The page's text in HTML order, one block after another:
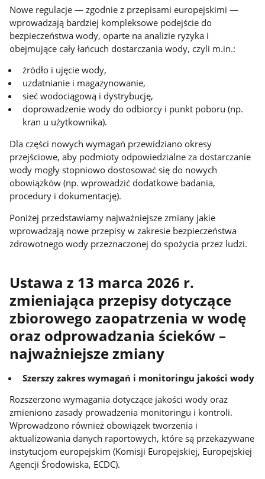
Nowe regulacje — zgodnie z przepisami europejskimi —
wprowadzają bardziej kompleksowe podejście do
bezpieczeństwa wody, oparte na analizie ryzyka i
obejmujące cały łańcuch dostarczania wody, czyli m.in.:
źródło i ujęcie wody,
uzdatnianie i magazynowanie,
sieć wodociągową i dystrybucję,
doprowadzenie wody do odbiorcy i punkt poboru (np.
kran u użytkownika).
Dla części nowych wymagań przewidziano okresy
przejściowe, aby podmioty odpowiedzialne za dostarczanie
wody mogły stopniowo dostosować się do nowych
obowiązków (np. wprowadzić dodatkowe badania,
procedury i dokumentację).
Poniżej przedstawiamy najważniejsze zmiany jakie
wprowadzają nowe przepisy w zakresie bezpieczeństwa
zdrowotnego wody przeznaczonej do spożycia przez ludzi.
Ustawa z 13 marca 2026 r.
zmieniająca przepisy dotyczące
zbiorowego zaopatrzenia w wodę
oraz odprowadzania ścieków –
najważniejsze zmiany
Szerszy zakres wymagań i monitoringu jakości wody
Rozszerzono wymagania dotyczące jakości wody oraz
zmieniono zasady prowadzenia monitoringu i kontroli.
Wprowadzono również obowiązek tworzenia i
aktualizowania danych raportowych, które są przekazywane
instytucjom europejskim (Komisji Europejskiej, Europejskiej
Agencji Środowiska, ECDC).